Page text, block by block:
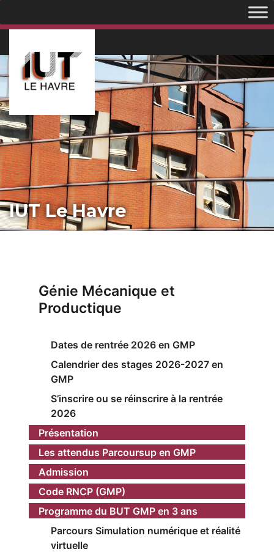
IUT Le Havre
Génie Mécanique et
Productique
Dates de rentrée 2026 en GMP
Calendrier des stages 2026-2027 en
GMP
S’inscrire ou se réinscrire à la rentrée
2026
Présentation
Les attendus Parcoursup en GMP
Admission
Code RNCP (GMP)
Programme du BUT GMP en 3 ans
Parcours Simulation numérique et réalité
virtuelle